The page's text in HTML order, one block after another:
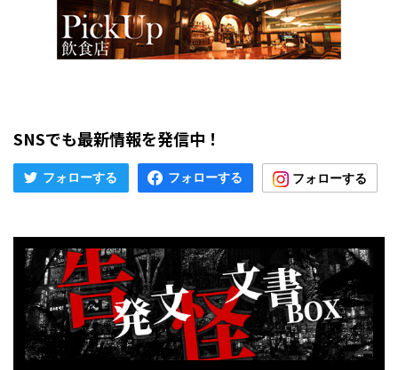
SNSでも最新情報を発信中！